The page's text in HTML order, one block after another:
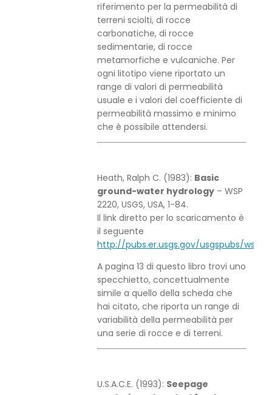
riferimento per la permeabilità di
terreni sciolti, di rocce
carbonatiche, di rocce
sedimentarie, di rocce
metamorfiche e vulcaniche. Per
ogni litotipo viene riportato un
range di valori di permeabilità
usuale e i valori del coefficiente di
permeabilità massimo e minimo
che è possibile attendersi.
Heath, Ralph C. (1983): Basic
ground-water hydrology – WSP
2220, USGS, USA, 1-84.
Il link diretto per lo scaricamento è
il seguente
http://pubs.er.usgs.gov/usgspubs/wsp/
A pagina 13 di questo libro trovi uno
specchietto, concettualmente
simile a quello della scheda che
hai citato, che riporta un range di
variabilità della permeabilità per
una serie di rocce e di terreni.
U.S.A.C.E. (1993): Seepage